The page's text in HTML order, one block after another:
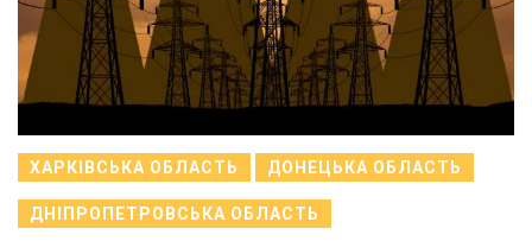
ХАРКІВСЬКА ОБЛАСТЬ ДОНЕЦЬКА ОБЛАСТЬ
ДНІПРОПЕТРОВСЬКА ОБЛАСТЬ